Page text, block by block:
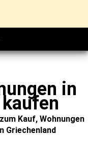
in
Kauf, Wohnungen
Griechenland